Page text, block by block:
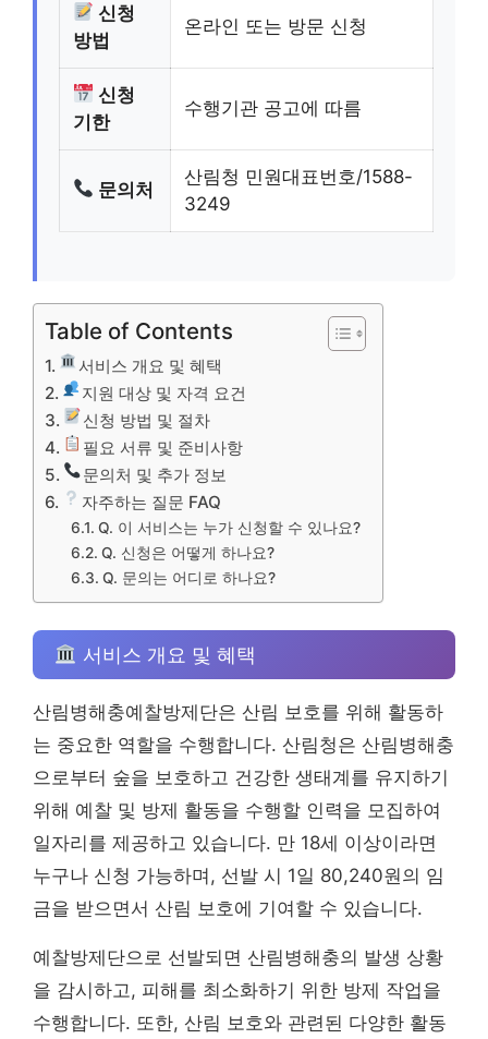
신청
방법
온라인 또는 방문 신청
신청
기한
수행기관 공고에 따름
문의처
산림청 민원대표번호/1588-
3249
Table of Contents
서비스 개요 및 혜택
지원 대상 및 자격 요건
신청 방법 및 절차
필요 서류 및 준비사항
문의처 및 추가 정보
자주하는 질문 FAQ
Q. 이 서비스는 누가 신청할 수 있나요?
Q. 신청은 어떻게 하나요?
Q. 문의는 어디로 하나요?
서비스 개요 및 혜택
산림병해충예찰방제단은 산림 보호를 위해 활동하
는 중요한 역할을 수행합니다. 산림청은 산림병해충
으로부터 숲을 보호하고 건강한 생태계를 유지하기
위해 예찰 및 방제 활동을 수행할 인력을 모집하여
일자리를 제공하고 있습니다. 만 18세 이상이라면
누구나 신청 가능하며, 선발 시 1일 80,240원의 임
금을 받으면서 산림 보호에 기여할 수 있습니다.
예찰방제단으로 선발되면 산림병해충의 발생 상황
을 감시하고, 피해를 최소화하기 위한 방제 작업을
수행합니다. 또한, 산림 보호와 관련된 다양한 활동